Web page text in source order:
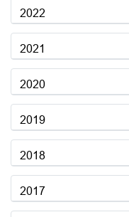
2022
2021
2020
2019
2018
2017